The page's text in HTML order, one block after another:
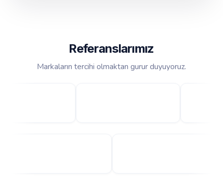
Referanslarımız
Markaların tercihi olmaktan gurur duyuyoruz.